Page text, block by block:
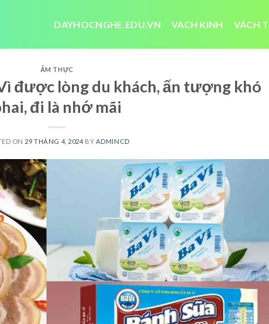
DAYHOCNGHE.EDU.VN VACH KINH VÁCH
ẨM THỰC
được lòng du khách, ấn tượng khó
đi là nhớ mãi
ON 29 THÁNG 4, 2024 BY ADMINCD